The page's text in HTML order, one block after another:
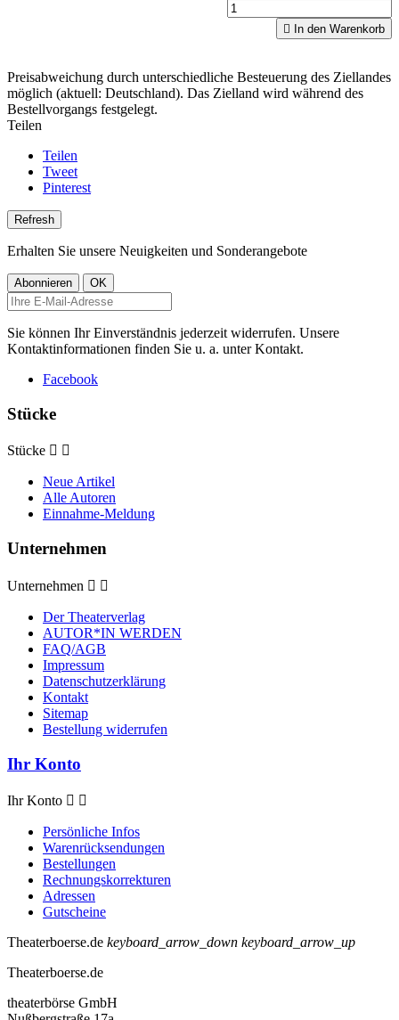
 In den Warenkorb
Preisabweichung durch unterschiedliche Besteuerung des Ziellandes
möglich (aktuell: Deutschland). Das Zielland wird während des
Bestellvorgangs festgelegt.
Teilen
Teilen
Tweet
Pinterest
Erhalten Sie unsere Neuigkeiten und Sonderangebote
Sie können Ihr Einverständnis jederzeit widerrufen. Unsere
Kontaktinformationen finden Sie u. a. unter Kontakt.
Facebook
Stücke
Stücke  
Neue Artikel
Alle Autoren
Einnahme-Meldung
Unternehmen
Unternehmen  
Der Theaterverlag
AUTOR*IN WERDEN
FAQ/AGB
Impressum
Datenschutzerklärung
Kontakt
Sitemap
Bestellung widerrufen
Ihr Konto
Ihr Konto  
Persönliche Infos
Warenrücksendungen
Bestellungen
Rechnungskorrekturen
Adressen
Gutscheine
Theaterboerse.de keyboard_arrow_down keyboard_arrow_up
Theaterboerse.de
theaterbörse GmbH